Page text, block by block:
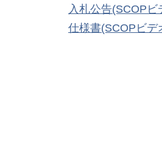
入札公告(SCOP
仕様書(SCOPビデ